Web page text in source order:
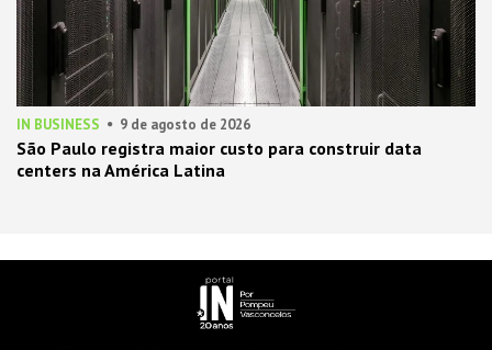
IN BUSINESS 9 de agosto de 2026
São Paulo registra maior custo para construir data
centers na América Latina